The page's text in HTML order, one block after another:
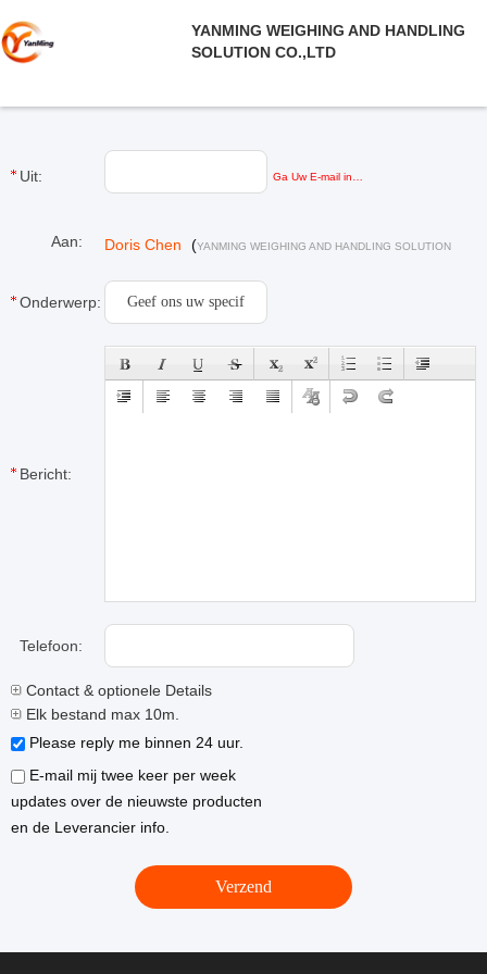
YANMING WEIGHING AND HANDLING
SOLUTION CO.,LTD
Uit: Ga Uw E-mail in…
Aan: Doris Chen (YANMING WEIGHING AND HANDLING SOLUTION
CO.,LTD
Onderwerp:
Bericht:
Telefoon:
Contact & optionele Details
Elk bestand max 10m.
Please reply me binnen 24 uur.
E-mail mij twee keer per week
updates over de nieuwste producten
en de Leverancier info.